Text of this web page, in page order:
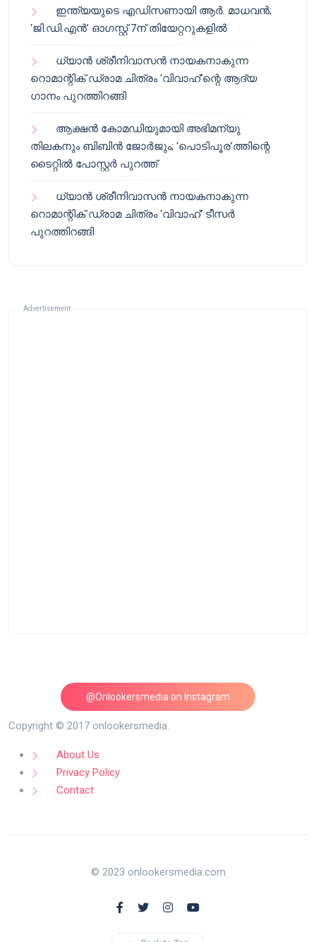
ഇന്ത്യയുടെ എഡിസണായി ആർ. മാധവൻ;
‘ജി.ഡി.എൻ’ ഓഗസ്റ്റ് 7ന് തിയേറ്ററുകളിൽ
ധ്യാൻ ശ്രീനിവാസൻ നായകനാകുന്ന
റൊമാന്റിക് ഡ്രാമ ചിത്രം ‘വിവാഹ്’ന്റെ ആദ്യ
ഗാനം പുറത്തിറങ്ങി
ആക്ഷൻ കോമഡിയുമായി അഭിമന്യു
തിലകനും ബിബിൻ ജോർജും; ‘പൊടിപൂര’ത്തിന്റെ
ടൈറ്റിൽ പോസ്റ്റർ പുറത്ത്
ധ്യാൻ ശ്രീനിവാസൻ നായകനാകുന്ന
റൊമാന്റിക് ഡ്രാമ ചിത്രം ‘വിവാഹ്’ ടീസർ
പുറത്തിറങ്ങി
Advertisement
@Onlookersmedia on Instagram
Follow on Instagram
Copyright © 2017 onlookersmedia.
About Us
Privacy Policy
Contact
© 2023 onlookersmedia.com